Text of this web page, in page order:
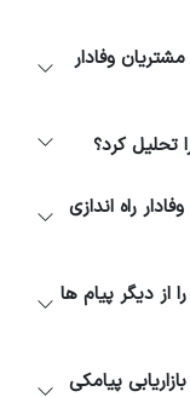
وفادار
تحلیل کرد؟
راه اندازی
از دیگر پیام ها
پیامکی